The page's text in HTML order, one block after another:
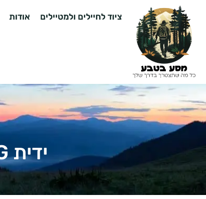
ציוד לחיילים ולמטיילים אודות
ידית MWG – באטמן לבית מחסנית M16/M4